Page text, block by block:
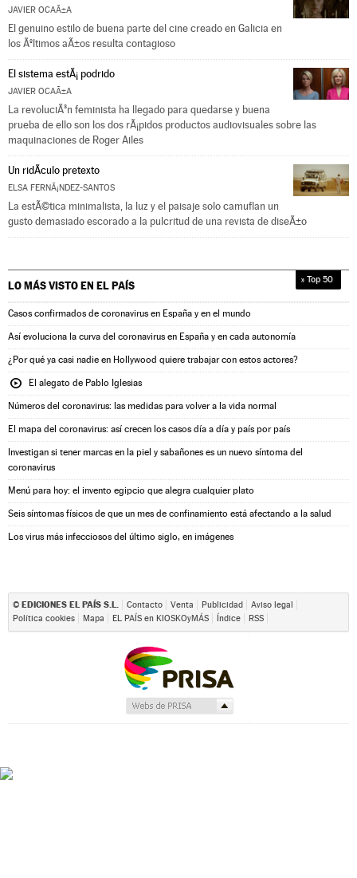
JAVIER OCAÃ±A
El genuino estilo de buena parte del cine creado en Galicia en
los Ãºltimos aÃ±os resulta contagioso
El sistema estÃ¡ podrido
JAVIER OCAÃ±A
La revoluciÃ³n feminista ha llegado para quedarse y buena
prueba de ello son los dos rÃ¡pidos productos audiovisuales sobre las
maquinaciones de Roger Ailes
Un ridÃ­culo pretexto
ELSA FERNÃ¡NDEZ-SANTOS
La estÃ©tica minimalista, la luz y el paisaje solo camuflan un
gusto demasiado escorado a la pulcritud de una revista de diseÃ±o
LO MÁS VISTO EN EL PAÍS » Top 50
Casos confirmados de coronavirus en España y en el mundo
Así evoluciona la curva del coronavirus en España y en cada autonomía
¿Por qué ya casi nadie en Hollywood quiere trabajar con estos actores?
El alegato de Pablo Iglesias
Números del coronavirus: las medidas para volver a la vida normal
El mapa del coronavirus: así crecen los casos día a día y país por país
Investigan si tener marcas en la piel y sabañones es un nuevo síntoma del
coronavirus
Menú para hoy: el invento egipcio que alegra cualquier plato
Seis síntomas físicos de que un mes de confinamiento está afectando a la salud
Los virus más infecciosos del último siglo, en imágenes
© EDICIONES EL PAÍS S.L. Contacto Venta Publicidad
Aviso legal
Política cookies
Mapa EL PAÍS en KIOSKOyMÁS Índice RSS